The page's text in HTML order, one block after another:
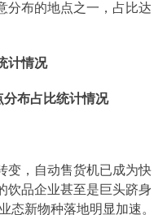
分布的地点之一，占比达
计情况
变，自动售货机已成为快
饮品企业甚至是巨头跻身
态新物种落地明显加速。